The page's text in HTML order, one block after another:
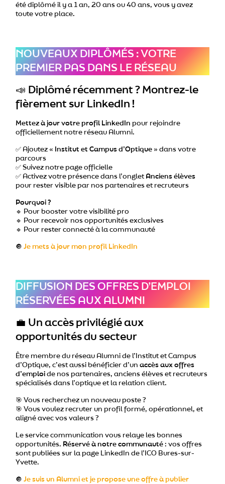
été diplômé il y a 1 an, 20 ans ou 40 ans, vous y avez
toute votre place.
NOUVEAUX DIPLÔMÉS : VOTRE
PREMIER PAS DANS LE RÉSEAU
📣 Diplômé récemment ? Montrez-le
fièrement sur LinkedIn !
Mettez à jour votre profil LinkedIn pour rejoindre
officiellement notre réseau Alumni.
✅ Ajoutez« Institut et Campus d’Optique » dans votre
parcours
✅ Suivez notre page officielle
✅ Activez votre présence dans l’onglet Anciens élèves
pour rester visible par nos partenaires et recruteurs
Pourquoi ?
🔹 Pour booster votre visibilité pro
🔹 Pour recevoir nos opportunités exclusives
🔹 Pour rester connecté à la communauté
🔘Je mets à jour mon profil LinkedIn
DIFFUSION DES OFFRES D’EMPLOI
RÉSERVÉES AUX ALUMNI
💼 Un accès privilégié aux
opportunités du secteur
Être membre du réseau Alumni de l’Institut et Campus
d’Optique, c’est aussi bénéficier d’unaccès aux offres
d’emploi de nos partenaires, anciens élèves et recruteurs
spécialisés dans l’optique et la relation client.
🎯 Vous recherchez un nouveau poste ?
🎯 Vous voulez recruter un profil formé, opérationnel, et
aligné avec vos valeurs ?
Le service communication vous relaye les bonnes
opportunités. Réservé à notre communauté : vos offres
sont publiées sur la page LinkedIn de l’ICO Bures-sur-
Yvette.
🔘Je suis un Alumni et je propose une offre à publier